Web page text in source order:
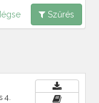
Szűrés
4.